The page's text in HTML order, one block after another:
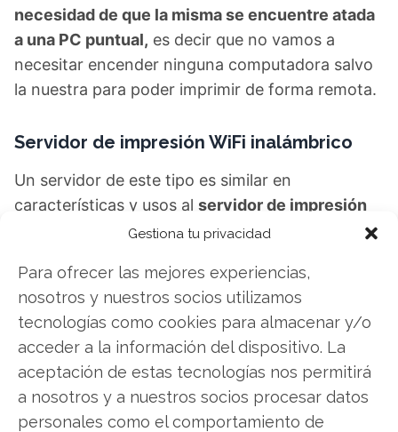
Gestiona tu privacidad
Para ofrecer las mejores experiencias,
nosotros y nuestros socios utilizamos
tecnologías como cookies para almacenar y/o
acceder a la información del dispositivo. La
aceptación de estas tecnologías nos permitirá
a nosotros y a nuestros socios procesar datos
personales como el comportamiento de
necesidad de que la misma se encuentre atada
a una PC puntual, es decir que no vamos a
necesitar encender ninguna computadora salvo
la nuestra para poder imprimir de forma remota.
Servidor de impresión WiFi inalámbrico
Un servidor de este tipo es similar en
características y usos al servidor de impresión
salvo que provee de la ventaja que ofrece
ciertos beneficios como por ejemplono tener
que cablear el servidor de impresión,con lo
cual utilizar una impresora de forma remota es
fácil y sencillo, además de cómodo, ya que
podemos poner la impresora en el lugar en que
mejor se adapte a nuestras necesidades.